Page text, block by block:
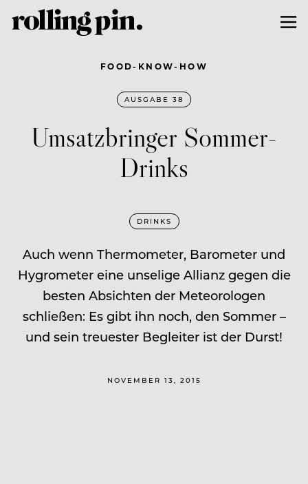
FOOD-KNOW-HOW
AUSGABE 38
Umsatzbringer Sommer-
Drinks
DRINKS
Auch wenn Thermometer, Barometer und
Hygrometer eine unselige Allianz gegen die
besten Absichten der Meteorologen
schließen: Es gibt ihn noch, den Sommer –
und sein treuester Begleiter ist der Durst!
NOVEMBER 13, 2015